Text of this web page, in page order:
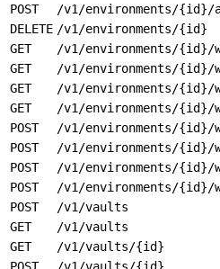
POST
/v1/environments/{id}/
DELETE /v1/environments/{id}
GET
/v1/environments/{id}/
GET
/v1/environments/{id}/
GET
/v1/environments/{id}/
GET
/v1/environments/{id}/
POST
/v1/environments/{id}/
POST
/v1/environments/{id}/
POST
/v1/environments/{id}/
POST
/v1/environments/{id}/
POST
/v1/vaults
GET
/v1/vaults
GET
/v1/vaults/{id}
POST
/v1/vaults/{id}